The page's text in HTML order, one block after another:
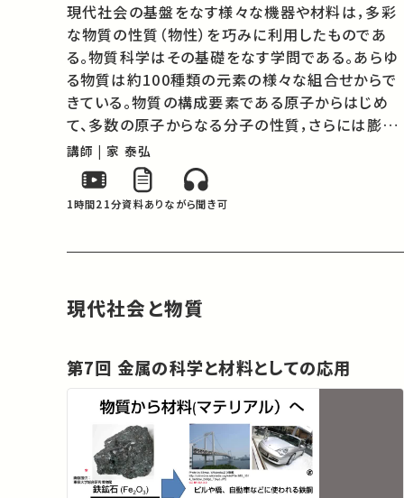
現代社会の基盤をなす様々な機器や材料は，多彩
な物質の性質（物性）を巧みに利用したものであ
る。物質科学はその基礎をなす学問である。あらゆ
る物質は約100種類の元素の様々な組合せからで
きている。物質の構成要素である原子からはじめ
て、多数の原子からなる分子の性質，さらには膨大
な数（アヴォガドロ数～1023個）の原子や分子の
集合体である固体や液体の電気的、磁気的、光学
的性質がどのようにして生まれるかを説き明か
す…
講師 | 家 泰弘
1時間21分資料ありながら聞き可
現代社会と物質
第7回 金属の科学と材料としての応用